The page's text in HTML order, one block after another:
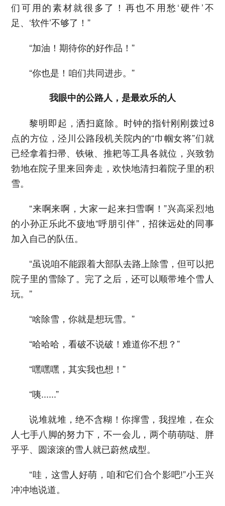
们可用的素材就很多了！再也不用愁‘硬件’不
足、‘软件’不够了！”
“加油！期待你的好作品！”
“你也是！咱们共同进步。”
我眼中的公路人，是最欢乐的人
黎明即起，洒扫庭除。时钟的指针刚刚拨过8
点的方位，泾川公路段机关院内的“巾帼女将”们就
已经拿着扫帚、铁锹、推耙等工具各就位，兴致勃
勃地在院子里来回奔走，欢快地清扫着院子里的积
雪。
“来啊来啊，大家一起来扫雪啊！”兴高采烈地
的小孙正乐此不疲地“呼朋引伴”，招徕远处的同事
加入自己的队伍。
“虽说咱不能跟着大部队去路上除雪，但可以把
院子里的雪除了。完了之后，还可以顺带堆个雪人
玩。”
“啥除雪，你就是想玩雪。”
“哈哈哈，看破不说破！难道你不想？”
“嘿嘿嘿，其实我也想！”
“咦......”
说堆就堆，绝不含糊！你撺雪，我捏堆，在众
人七手八脚的努力下，不一会儿，两个萌萌哒、胖
乎乎、圆滚滚的雪人就已蔚然成型。
“哇，这雪人好萌，咱和它们合个影吧!”小王兴
冲冲地说道。